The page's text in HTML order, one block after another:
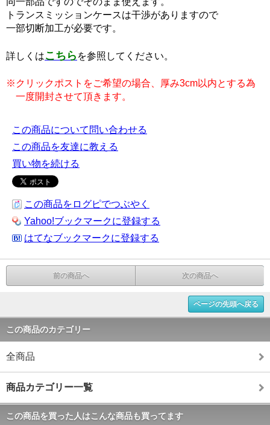
トランスミッションケースは干渉がありますので
一部切断加工が必要です。
詳しくはこちら を参照してください。
※クリックポストをご希望の場合、厚み3cm以内とする為
一度開封させて頂きます。
この商品について問い合わせる
この商品を友達に教える
買い物を続ける
この商品をログピでつぶやく
Yahoo!ブックマークに登録する
はてなブックマークに登録する
前の商品へ 次の商品へ
ページの先頭へ戻る
この商品のカテゴリー
全商品
商品カテゴリー一覧
この商品を買った人はこんな商品も買ってます